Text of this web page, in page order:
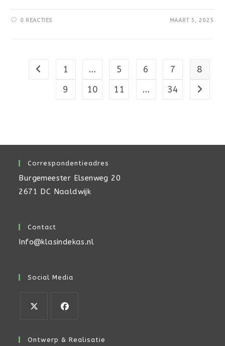
0 REACTIES MAART 5, 2025
Naar vorige pagina
1 … 5 6 7
8
9
10 11 … 34 Naar
Correspondentieadres
Burgemeester Elsenweg 20
2671 DC Naaldwijk
Contact
Info@klasindekas.nl
Social Media
in
in
Ontwerp & Realisatie